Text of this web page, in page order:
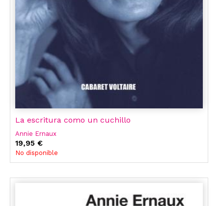
La escritura como un cuchillo
Annie Ernaux
19,95 €
No disponible